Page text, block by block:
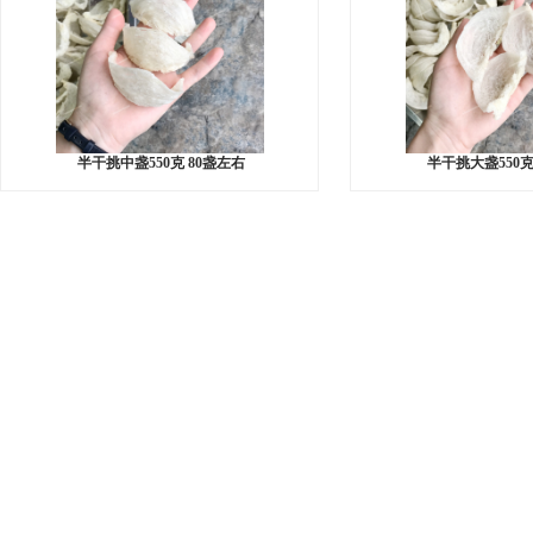
半干挑中盏550克 80盏左右 半干挑大盏550